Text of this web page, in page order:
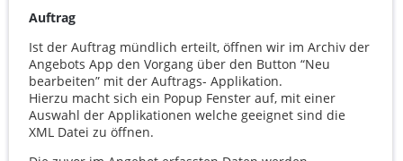
Auftrag
Ist der Auftrag mündlich erteilt, öffnen wir im Archiv der
Angebots App den Vorgang über den Button “Neu
bearbeiten” mit der Auftrags- Applikation.
Hierzu macht sich ein Popup Fenster auf, mit einer
Auswahl der Applikationen welche geeignet sind die
XML Datei zu öffnen.